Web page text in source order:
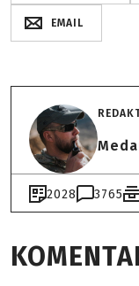
EMAIL
2028 3765